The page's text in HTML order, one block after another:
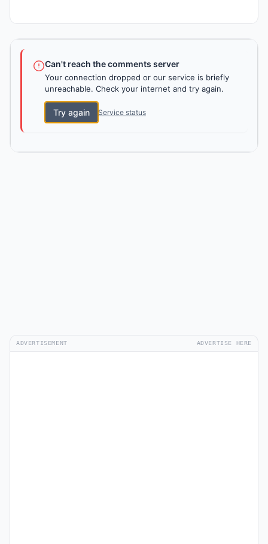
Can't reach the comments server
Your connection dropped or our service is briefly
unreachable. Check your internet and try again.
Try again Service status
ADVERTISEMENT ADVERTISE HERE